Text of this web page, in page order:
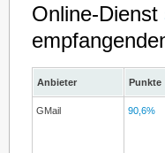
Online-Dienst
Anbieter Punkte
GMail 90,6%